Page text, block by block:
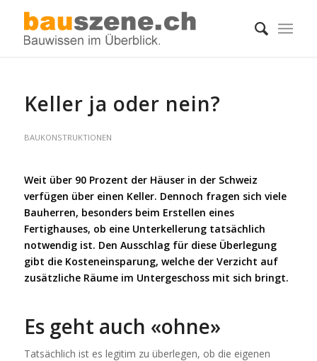
Keller ja oder nein?
BAUKONSTRUKTIONEN
Weit über 90 Prozent der Häuser in der Schweiz
verfügen über einen Keller. Dennoch fragen sich viele
Bauherren, besonders beim Erstellen eines
Fertighauses, ob eine Unterkellerung tatsächlich
notwendig ist. Den Ausschlag für diese Überlegung
gibt die Kosteneinsparung, welche der Verzicht auf
zusätzliche Räume im Untergeschoss mit sich bringt.
Es geht auch «ohne»
Tatsächlich ist es legitim zu überlegen, ob die eigenen